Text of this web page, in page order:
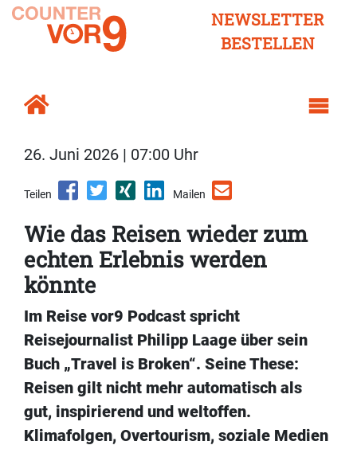
NEWSLETTER
BESTELLEN
26. Juni 2026 | 07:00 Uhr
Teilen Mailen
Wie das Reisen wieder zum
echten Erlebnis werden
könnte
Im Reise vor9 Podcast spricht
Reisejournalist Philipp Laage über sein
Buch „Travel is Broken“. Seine These:
Reisen gilt nicht mehr automatisch als
gut, inspirierend und weltoffen.
Klimafolgen, Overtourism, soziale Medien